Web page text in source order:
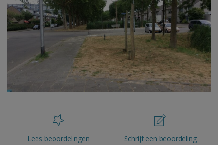
Lees beoordelingen Schrijf een beoordeling